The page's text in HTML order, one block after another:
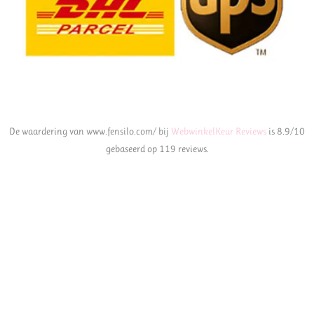
De waardering van www.fensilo.com/ bij WebwinkelKeur Reviews is 8.9/10
gebaseerd op 119 reviews.